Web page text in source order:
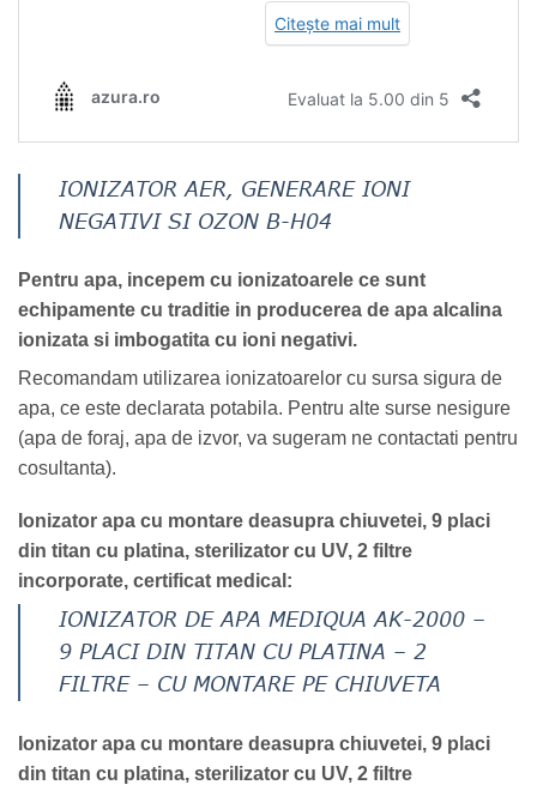
IONIZATOR AER, GENERARE IONI
NEGATIVI SI OZON B-H04
Pentru apa, incepem cu ionizatoarele ce sunt
echipamente cu traditie in producerea de apa alcalina
ionizata si imbogatita cu ioni negativi.
Recomandam utilizarea ionizatoarelor cu sursa sigura de
apa, ce este declarata potabila. Pentru alte surse nesigure
(apa de foraj, apa de izvor, va sugeram ne contactati pentru
cosultanta).
Ionizator apa cu montare deasupra chiuvetei, 9 placi
din titan cu platina, sterilizator cu UV, 2 filtre
incorporate, certificat medical :
IONIZATOR DE APA MEDIQUA AK-2000 –
9 PLACI DIN TITAN CU PLATINA – 2
FILTRE – CU MONTARE PE CHIUVETA
Ionizator apa cu montare deasupra chiuvetei, 9 placi
din titan cu platina, sterilizator cu UV, 2 filtre